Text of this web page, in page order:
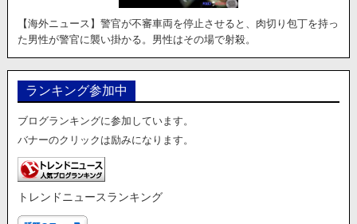
【海外ニュース】警官が不審車両を停止させると、肉切り包丁を持っ
た男性が警官に襲い掛かる。男性はその場で射殺。
ランキング参加中
ブログランキングに参加しています。
バナーのクリックは励みになります。
トレンドニュースランキング